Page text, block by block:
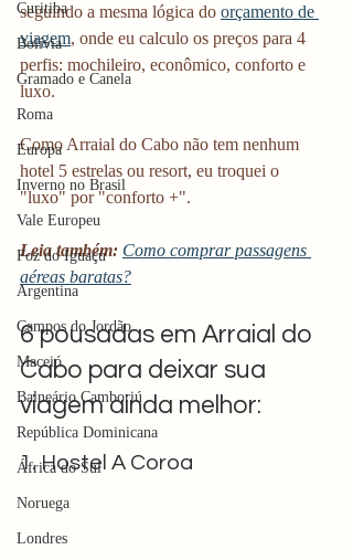
Curitiba
Bolívia
Gramado e Canela
Roma
Europa
Inverno no Brasil
Vale Europeu
Foz do Iguaçu
Argentina
Campos do Jordão
Maceió
Balneário Camboriú
República Dominicana
África do Sul
Noruega
Londres
seguindo a mesma lógica do orçamento de
viagem, onde eu calculo os preços para 4
perfis: mochileiro, econômico, conforto e
luxo.
Como Arraial do Cabo não tem nenhum
hotel 5 estrelas ou resort, eu troquei o
"luxo" por "conforto +".
Leia também: Como comprar passagens
aéreas baratas?
6 pousadas em Arraial do
Cabo para deixar sua
viagem ainda melhor:
1. Hostel A Coroa